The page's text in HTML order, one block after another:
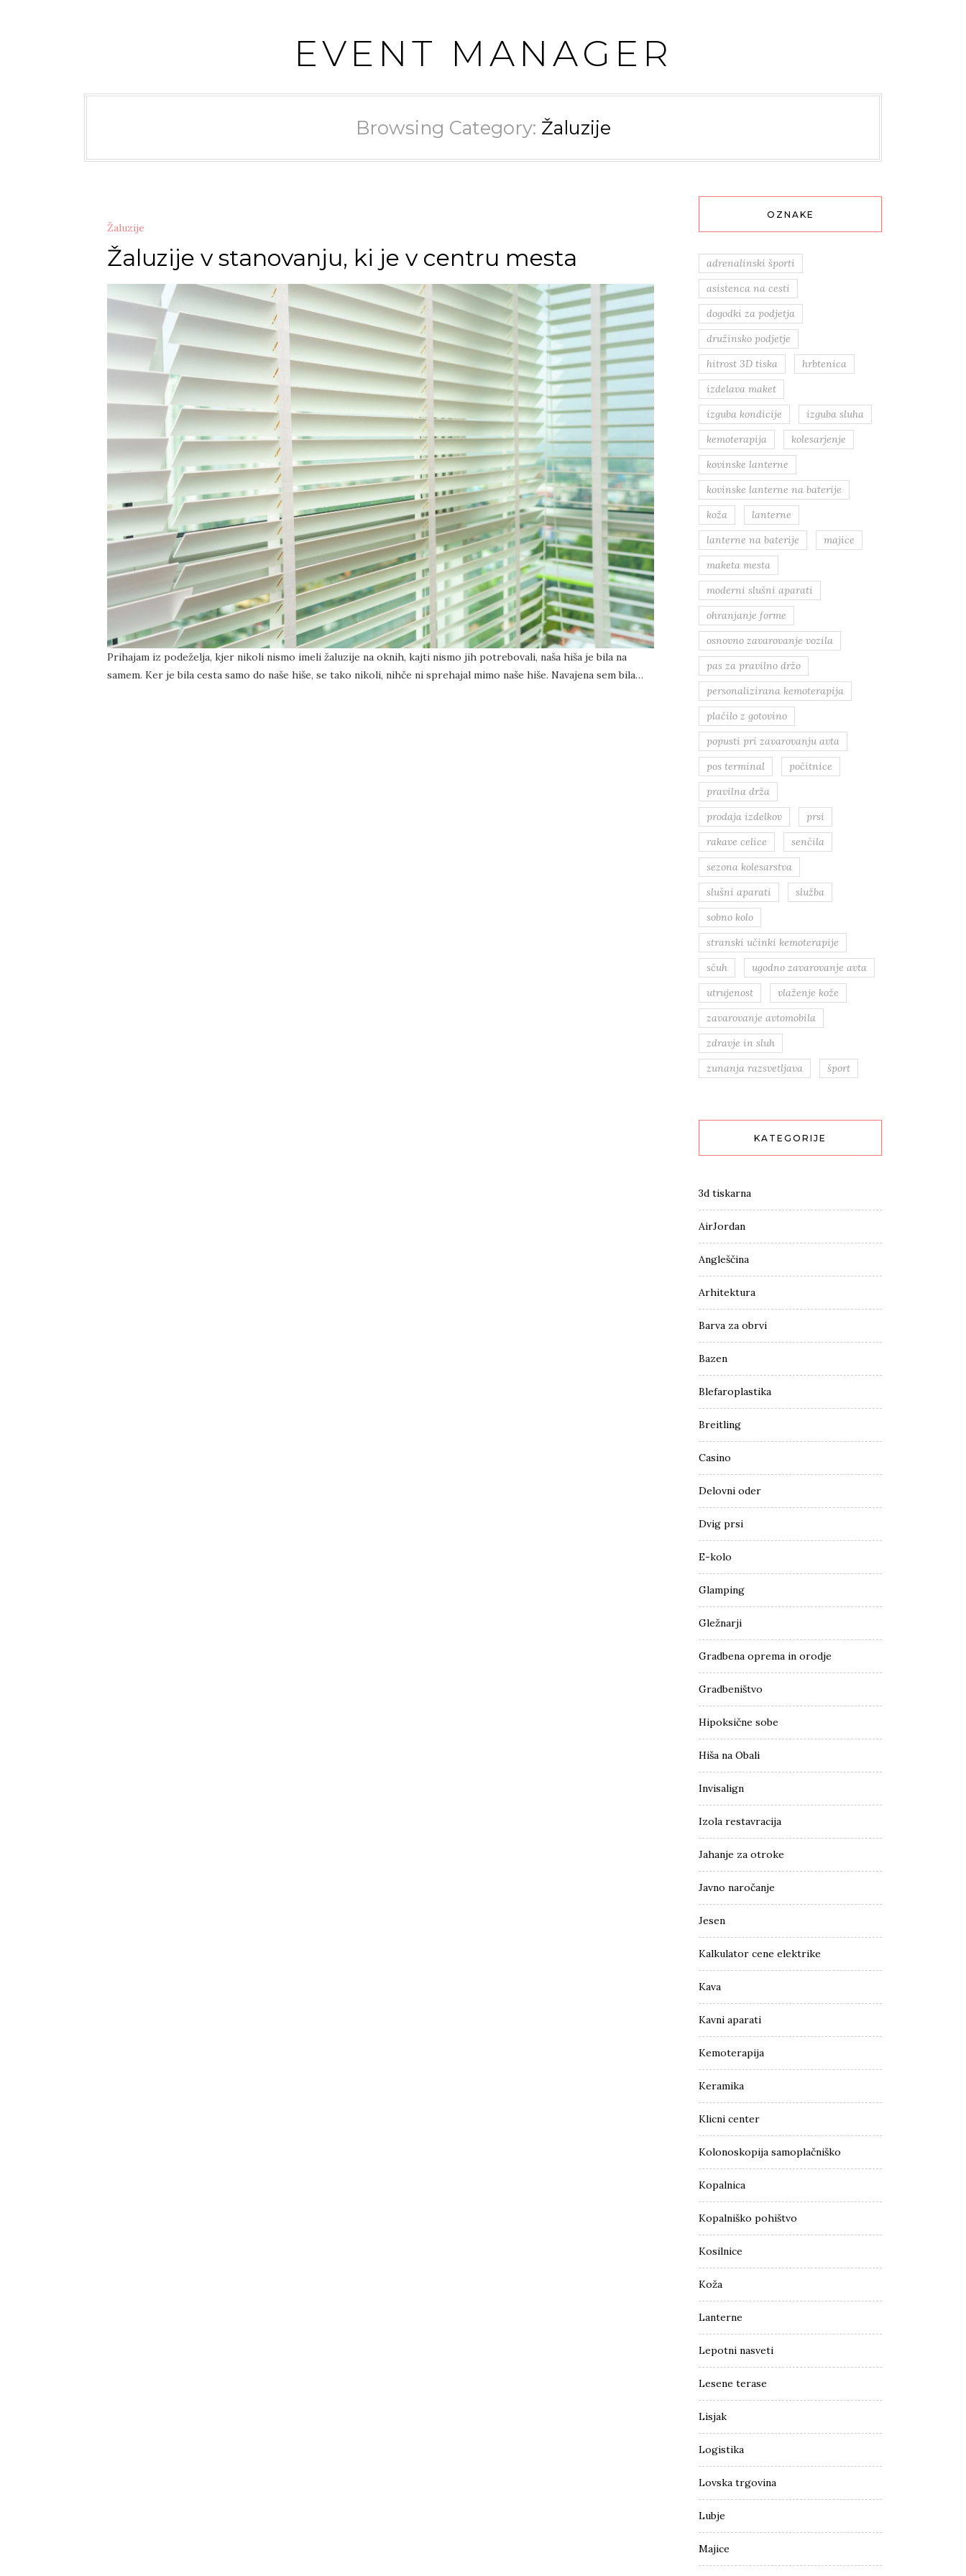
EVENT MANAGER
Browsing Category: Žaluzije
Žaluzije
Žaluzije v stanovanju, ki je v centru mesta
Prihajam iz podeželja, kjer nikoli nismo imeli žaluzije na oknih, kajti nismo jih potrebovali, naša hiša je bila na
samem. Ker je bila cesta samo do naše hiše, se tako nikoli, nihče ni sprehajal mimo naše hiše. Navajena sem bila…
OZNAKE
adrenalinski športi
asistenca na cesti
dogodki za podjetja
družinsko podjetje
hitrost 3D tiska
hrbtenica
izdelava maket
izguba kondicije
izguba sluha
kemoterapija
kolesarjenje
kovinske lanterne
kovinske lanterne na baterije
koža
lanterne
lanterne na baterije
majice
maketa mesta
moderni slušni aparati
ohranjanje forme
osnovno zavarovanje vozila
pas za pravilno držo
personalizirana kemoterapija
plačilo z gotovino
popusti pri zavarovanju avta
pos terminal
počitnice
pravilna drža
prodaja izdelkov
prsi
rakave celice
senčila
sezona kolesarstva
slušni aparati
služba
sobno kolo
stranski učinki kemoterapije
sčuh
ugodno zavarovanje avta
utrujenost
vlaženje kože
zavarovanje avtomobila
zdravje in sluh
zunanja razsvetljava
šport
KATEGORIJE
3d tiskarna
AirJordan
Angleščina
Arhitektura
Barva za obrvi
Bazen
Blefaroplastika
Breitling
Casino
Delovni oder
Dvig prsi
E-kolo
Glamping
Gležnarji
Gradbena oprema in orodje
Gradbeništvo
Hipoksične sobe
Hiša na Obali
Invisalign
Izola restavracija
Jahanje za otroke
Javno naročanje
Jesen
Kalkulator cene elektrike
Kava
Kavni aparati
Kemoterapija
Keramika
Klicni center
Kolonoskopija samoplačniško
Kopalnica
Kopalniško pohištvo
Kosilnice
Koža
Lanterne
Lepotni nasveti
Lesene terase
Lisjak
Logistika
Lovska trgovina
Lubje
Majice